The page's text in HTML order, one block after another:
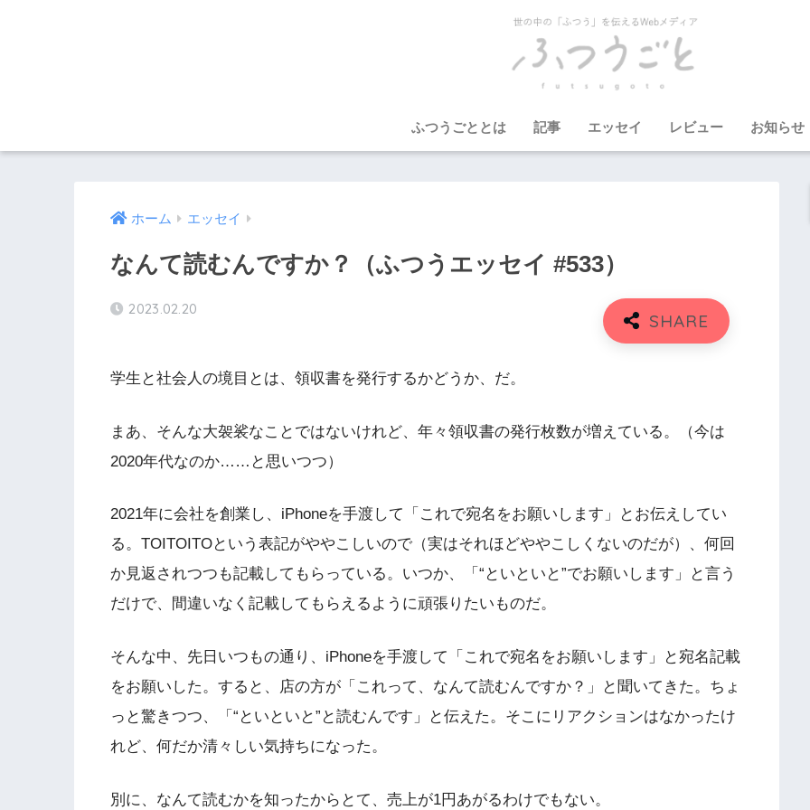
ふつうごととは 記事 エッセイ レビュー お知らせ
ホーム エッセイ
なんて読むんですか？（ふつうエッセイ #533）
2023.02.20
学生と社会人の境目とは、領収書を発行するかどうか、だ。
まあ、そんな大袈裟なことではないけれど、年々領収書の発行枚数が増えている。（今は
2020年代なのか……と思いつつ）
2021年に会社を創業し、iPhoneを手渡して「これで宛名をお願いします」とお伝えしてい
る。TOITOITOという表記がややこしいので（実はそれほどややこしくないのだが）、何回
か見返されつつも記載してもらっている。いつか、「“といといと”でお願いします」と言う
だけで、間違いなく記載してもらえるように頑張りたいものだ。
そんな中、先日いつもの通り、iPhoneを手渡して「これで宛名をお願いします」と宛名記載
をお願いした。すると、店の方が「これって、なんて読むんですか？」と聞いてきた。ちょ
っと驚きつつ、「“といといと”と読むんです」と伝えた。そこにリアクションはなかったけ
れど、何だか清々しい気持ちになった。
別に、なんて読むかを知ったからとて、売上が1円あがるわけでもない。